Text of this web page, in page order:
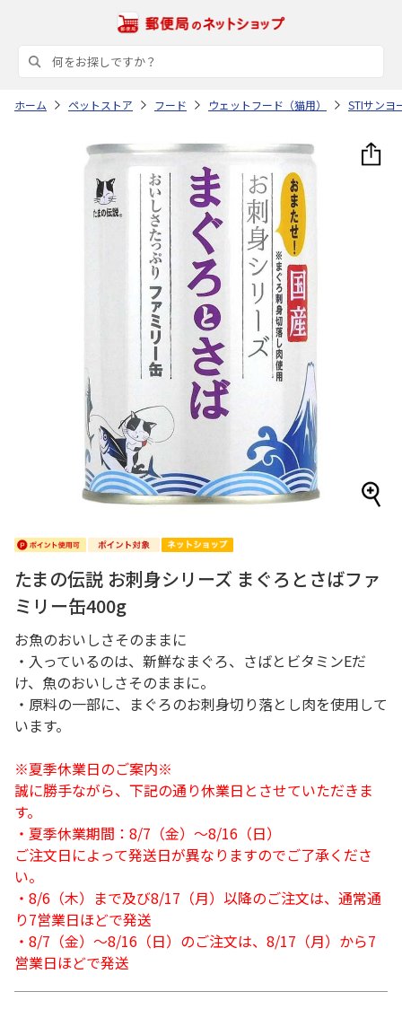
ホーム ペットストア フード ウェットフード（猫用） STIサンヨ
たまの伝説 お刺身シリーズ まぐろとさばファ
ミリー缶400g
お魚のおいしさそのままに
・入っているのは、新鮮なまぐろ、さばとビタミンEだ
け、魚のおいしさそのままに。
・原料の一部に、まぐろのお刺身切り落とし肉を使用して
います。
※夏季休業日のご案内※
誠に勝手ながら、下記の通り休業日とさせていただきま
す。
・夏季休業期間：8/7（金）～8/16（日）
ご注文日によって発送日が異なりますのでご了承くださ
い。
・8/6（木）まで及び8/17（月）以降のご注文は、通常通
り7営業日ほどで発送
・8/7（金）～8/16（日）のご注文は、8/17（月）から7
営業日ほどで発送